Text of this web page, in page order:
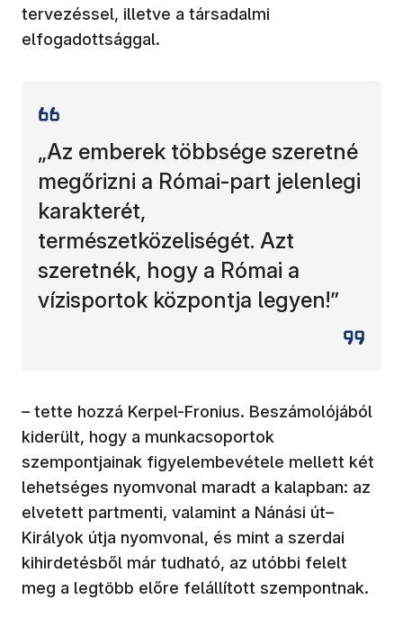
tervezéssel, illetve a társadalmi
elfogadottsággal.
„Az emberek többsége szeretné
megőrizni a Római-part jelenlegi
karakterét,
természetközeliségét. Azt
szeretnék, hogy a Római a
vízisportok központja legyen!”
– tette hozzá Kerpel-Fronius. Beszámolójából
kiderült, hogy a munkacsoportok
szempontjainak figyelembevétele mellett két
lehetséges nyomvonal maradt a kalapban: az
elvetett partmenti, valamint a Nánási út–
Királyok útja nyomvonal, és mint a szerdai
kihirdetésből már tudható, az utóbbi felelt
meg a legtöbb előre felállított szempontnak.